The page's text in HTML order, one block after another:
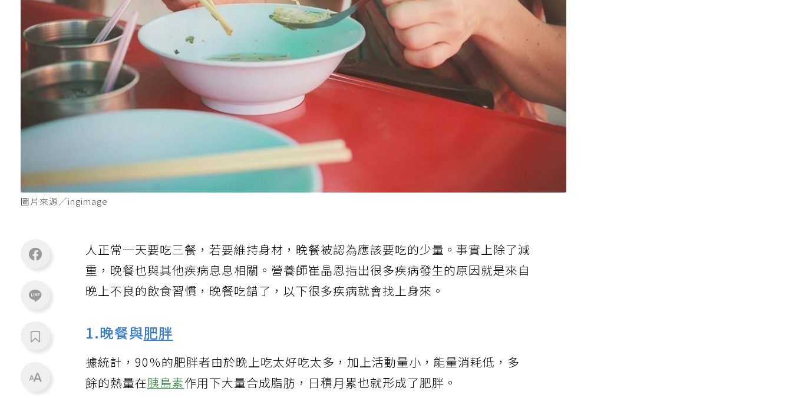
圖片來源／ingimage
人正常一天要吃三餐，若要維持身材，晚餐被認為應該要吃的少量。事實上除了減
重，晚餐也與其他疾病息息相關。營養師崔晶恩指出很多疾病發生的原因就是來自
晚上不良的飲食習慣，晚餐吃錯了，以下很多疾病就會找上身來。
1.晚餐與肥胖
據統計，90％的肥胖者由於晚上吃太好吃太多，加上活動量小，能量消耗低，多
餘的熱量在胰島素作用下大量合成脂肪，日積月累也就形成了肥胖。